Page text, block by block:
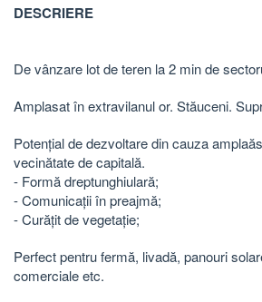
DESCRIERE
De vânzare lot de teren la 2 min de
Amplasat în extravilanul or. Stăuceni.
Potențial de dezvoltare din cauza
vecinătate de capitală.
- Formă dreptunghiulară;
- Comunicații în preajmă;
- Curățit de vegetație;
Perfect pentru fermă, livadă, panouri
comerciale etc.